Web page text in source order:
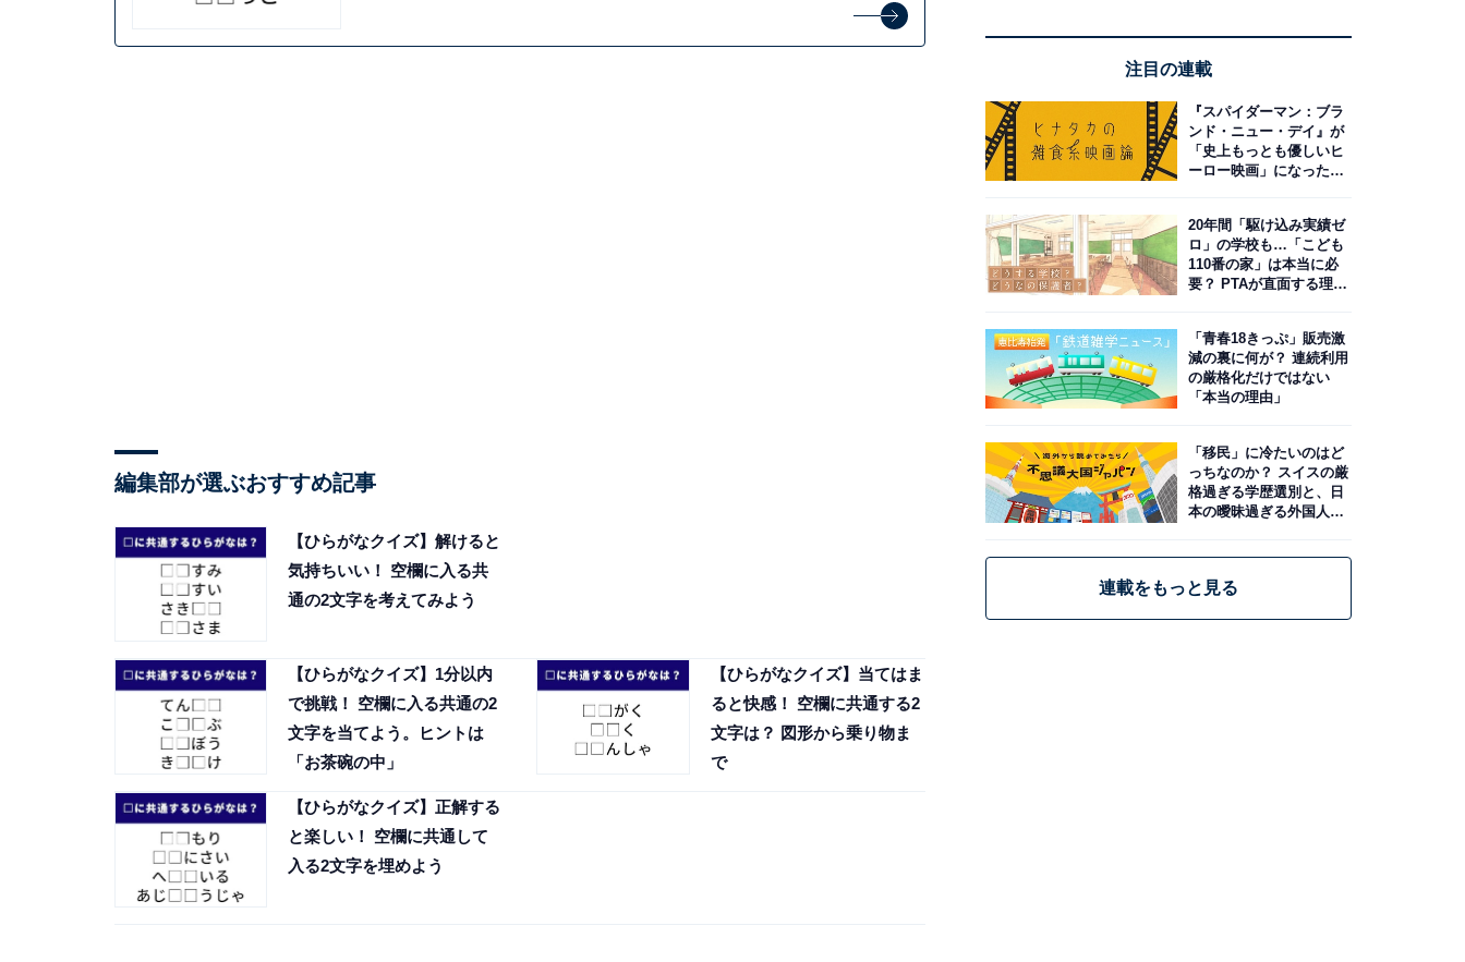
編集部が選ぶおすすめ記事
【ひらがなクイズ】解けると
気持ちいい！ 空欄に入る共
通の2文字を考えてみよう
【ひらがなクイズ】1分以内
で挑戦！ 空欄に入る共通の2
文字を当てよう。ヒントは
「お茶碗の中」
【ひらがなクイズ】当てはま
ると快感！ 空欄に共通する2
文字は？ 図形から乗り物ま
で
【ひらがなクイズ】正解する
と楽しい！ 空欄に共通して
入る2文字を埋めよう
注目の連載
『スパイダーマン：ブラ
ンド・ニュー・デイ』が
「史上もっとも優しいヒ
ーロー映画」になった理
20年間「駆け込み実績ゼ
ロ」の学校も…「こども
110番の家」は本当に必
要？ PTAが直面する理想
「青春18きっぷ」販売激
減の裏に何が？ 連続利用
の厳格化だけではない
「本当の理由」
「移民」に冷たいのはど
っちなのか？ スイスの厳
格過ぎる学歴選別と、日
本の曖昧過ぎる外国人政
連載をもっと見る